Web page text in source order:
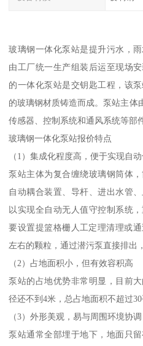
玻璃钢一体化泵站是提升污水，
由工厂统一生产组装后运至现场
的一体化泵站是交钥匙工程，该
的玻璃钢材质铸造而成。泵站主体
传感器、控制系统和通风系统等部
玻璃钢一体化泵站报价特点
（1）集成化程度高，便于实现自
泵站主体为复合缠绕玻璃钢筒体
自动耦合装置、导杆、进出水管
以实现全自动无人值守控制系统
要设置提篮格栅人工定理清理或
左右的颗粒，通过潜污泵直接排出
（2）占地面积小，但有效容积高
泵站的占地优势非常明显，目前
径还不到4米，总占地面积不超过30
（3）外形美观，易与周围环境协调
泵站通常全部埋于地下，地面只